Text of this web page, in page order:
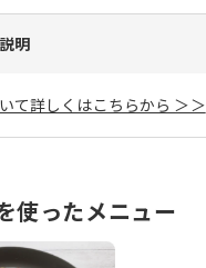
明
て詳しくはこちらから ＞＞
使ったメニュー